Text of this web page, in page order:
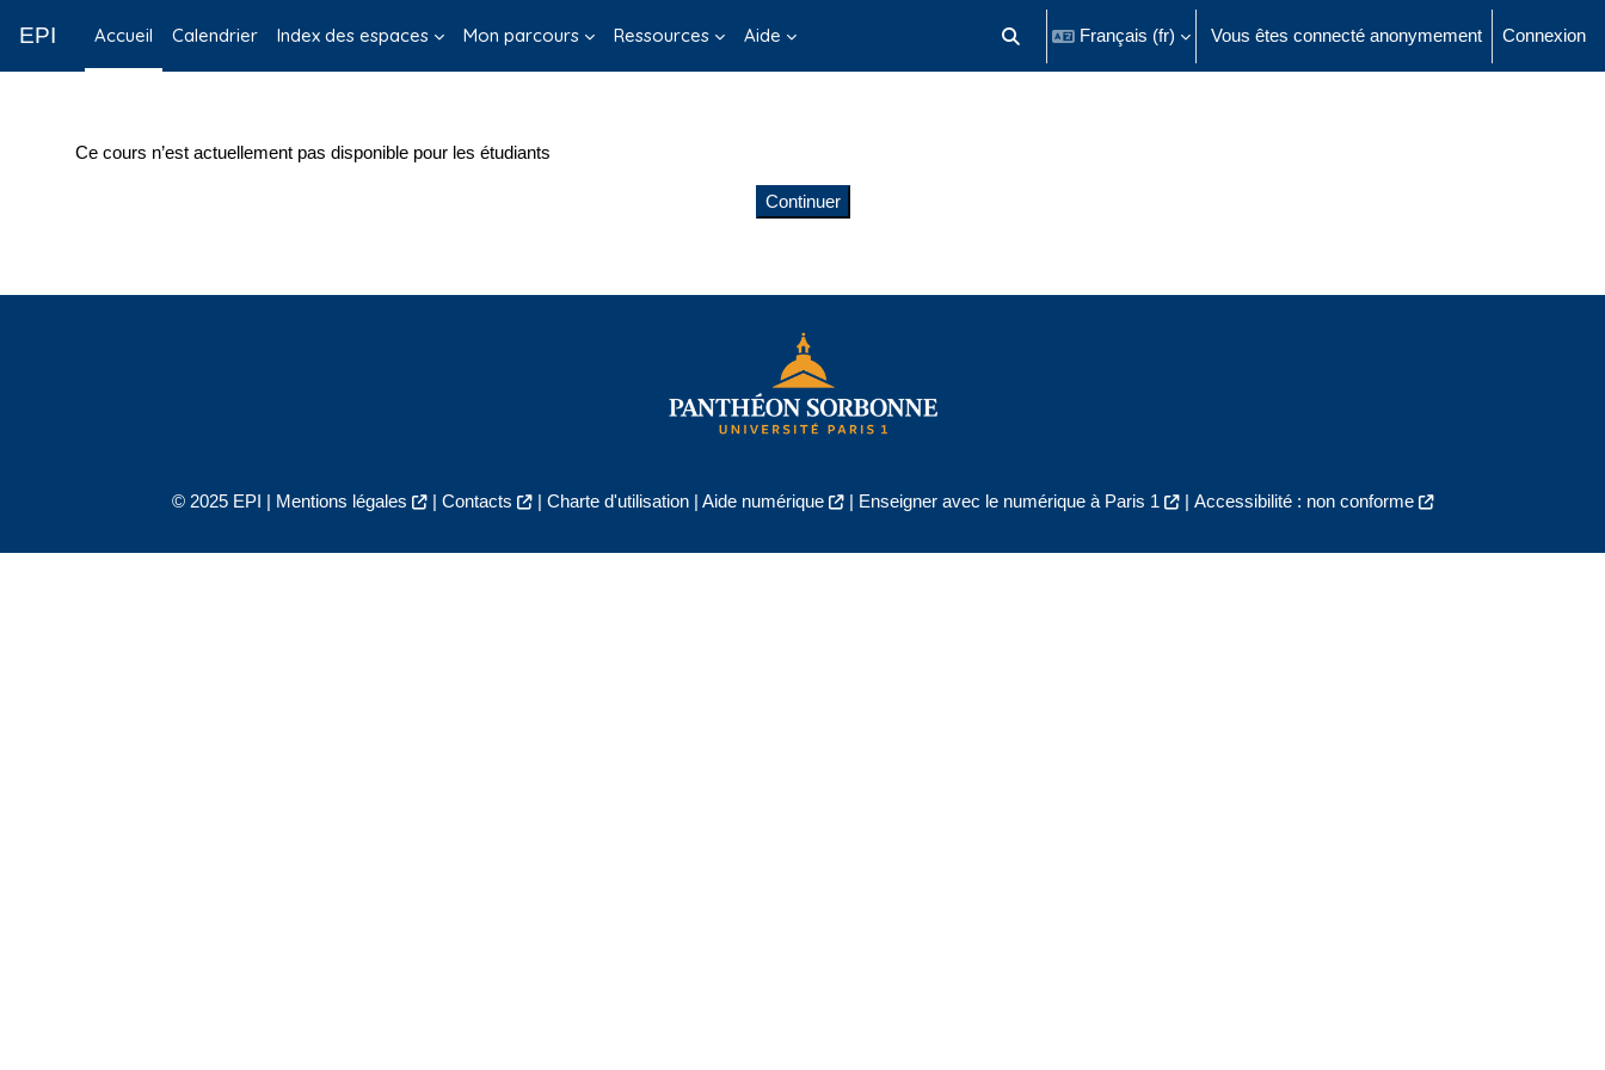
EPI Accueil Calendrier Index des espaces Mon parcours Ressources Aide Activer/désactiver la saisie de recherche
Français ‎(fr)‎ Vous êtes connecté anonymement Connexion
Ce cours n’est actuellement pas disponible pour les étudiants
Continuer
© 2025 EPI | Mentions légales | Contacts | Charte d'utilisation| Aide numérique | Enseigner avec le numérique à Paris 1 | Accessibilité : non conforme